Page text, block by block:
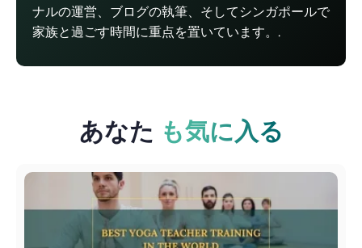
ナルの運営、ブログの執筆、そしてシンガポールで
家族と過ごす時間に重点を置いています。.
あなた も気に入る